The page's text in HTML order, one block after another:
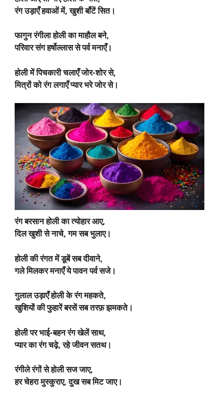
रंग उड़ाएँ हवाओं में, खुशी बाँटें सित।
फागुन रंगीला होली का माहौल बने,
परिवार संग हर्षोल्लास से पर्व मनाएँ।
होली में पिचकारी चलाएँ जोर-शोर से,
मित्रों को रंग लगाएँ प्यार भरे जोर से।
रंग बरसान होली का त्योहार आए,
दिल खुशी से नाचे, गम सब भुलाए।
होली की रंगत में डूबें सब दीवाने,
गले मिलकर मनाएँ ये पावन पर्व सजे।
गुलाल उड़ाएँ होली के रंग महकते,
खुशियों की फुहारें बरसें सब तरफ़ झमकते।
होली पर भाई-बहन रंग खेलें साथ,
प्यार का रंग चढ़े, रहे जीवन सतथ।
रंगीले रंगों से होली सज जाए,
हर चेहरा मुस्कुराए, दुख सब मिट जाए।